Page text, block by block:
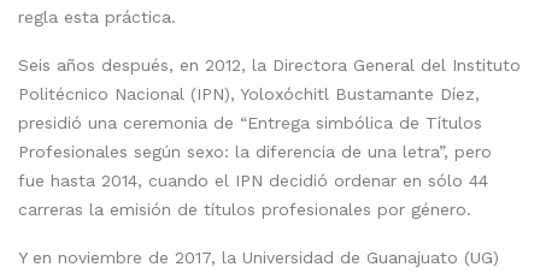
regla esta práctica.
Seis años después, en 2012, la Directora General del Instituto
Politécnico Nacional (IPN), Yoloxóchitl Bustamante Díez,
presidió una ceremonia de “Entrega simbólica de Títulos
Profesionales según sexo: la diferencia de una letra”, pero
fue hasta 2014, cuando el IPN decidió ordenar en sólo 44
carreras la emisión de títulos profesionales por género.
Y en noviembre de 2017, la Universidad de Guanajuato (UG)